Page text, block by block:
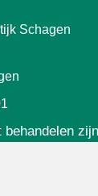
Schagen